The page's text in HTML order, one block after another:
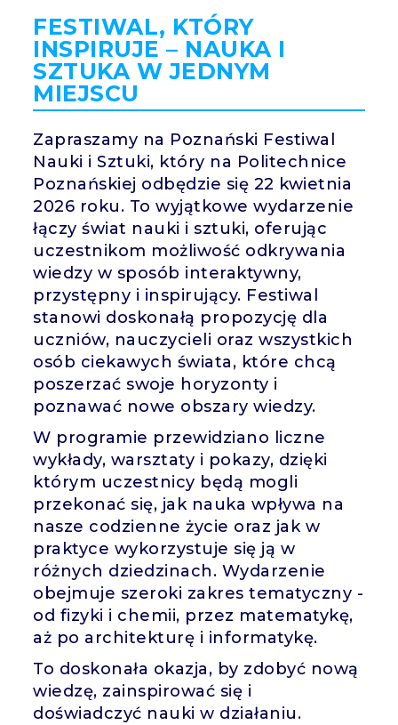
FESTIWAL, KTÓRY
INSPIRUJE – NAUKA I
SZTUKA W JEDNYM
MIEJSCU
Zapraszamy na Poznański Festiwal
Nauki i Sztuki, który na Politechnice
Poznańskiej odbędzie się 22 kwietnia
2026 roku. To wyjątkowe wydarzenie
łączy świat nauki i sztuki, oferując
uczestnikom możliwość odkrywania
wiedzy w sposób interaktywny,
przystępny i inspirujący. Festiwal
stanowi doskonałą propozycję dla
uczniów, nauczycieli oraz wszystkich
osób ciekawych świata, które chcą
poszerzać swoje horyzonty i
poznawać nowe obszary wiedzy.
W programie przewidziano liczne
wykłady, warsztaty i pokazy, dzięki
którym uczestnicy będą mogli
przekonać się, jak nauka wpływa na
nasze codzienne życie oraz jak w
praktyce wykorzystuje się ją w
różnych dziedzinach. Wydarzenie
obejmuje szeroki zakres tematyczny -
od fizyki i chemii, przez matematykę,
aż po architekturę i informatykę.
To doskonała okazja, by zdobyć nową
wiedzę, zainspirować się i
doświadczyć nauki w działaniu.